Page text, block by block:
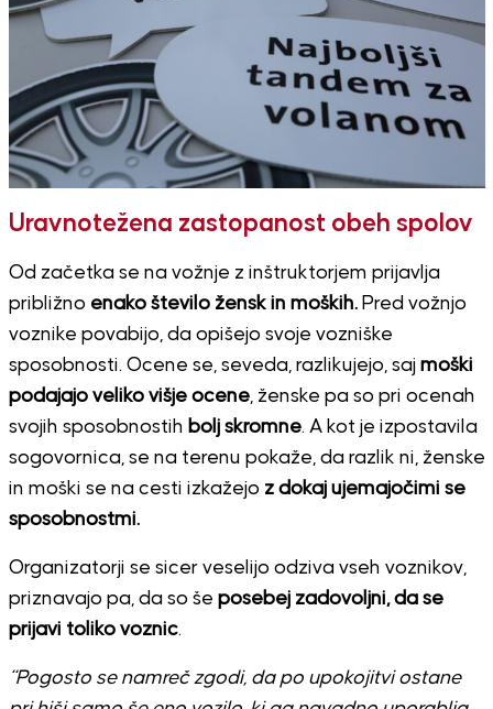
Uravnotežena zastopanost obeh spolov
Od začetka se na vožnje z inštruktorjem prijavlja
približno enako število žensk in moških.Pred vožnjo
voznike povabijo, da opišejo svoje vozniške
sposobnosti. Ocene se, seveda, razlikujejo, saj moški
podajajo veliko višje ocene, ženske pa so pri ocenah
svojih sposobnostih bolj skromne. A kot je izpostavila
sogovornica, se na terenu pokaže, da razlik ni, ženske
in moški se na cesti izkažejo z dokaj ujemajočimi se
sposobnostmi.
Organizatorji se sicer veselijo odziva vseh voznikov,
priznavajo pa, da so še posebej zadovoljni, da se
prijavi toliko voznic.
“Pogosto se namreč zgodi, da po upokojitvi ostane